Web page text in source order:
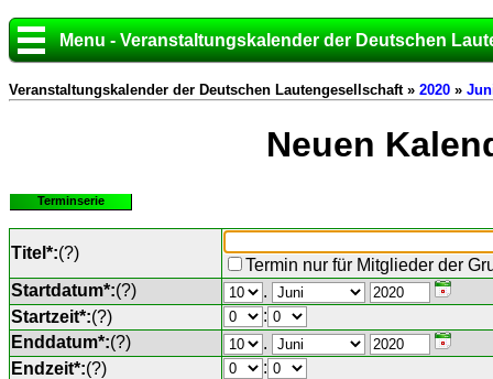
Menu - Veranstaltungskalender der Deutschen
Veranstaltungskalender der Deutschen Lautengesellschaft » 2020 »
Neuen
Terminserie
Titel*:(?)
Termin nur für Mitglieder der
Startdatum*:(?)
.
Startzeit*:(?)
:
Enddatum*:(?)
.
Endzeit*:(?)
: